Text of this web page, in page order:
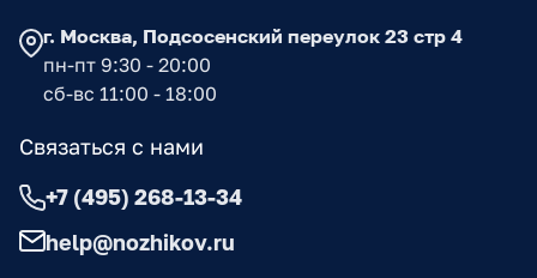
г. Москва, Подсосенский переулок 23 стр 4
пн-пт 9:30 - 20:00
сб-вс 11:00 - 18:00
Связаться с нами
+7 (495) 268-13-34
help@nozhikov.ru